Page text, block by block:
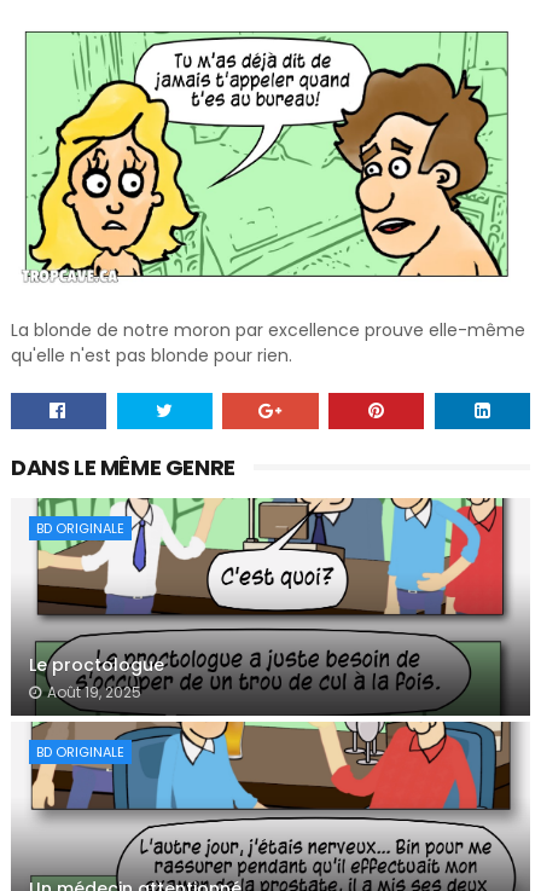
La blonde de notre moron par excellence prouve elle-même
qu'elle n'est pas blonde pour rien.
DANS LE MÊME GENRE
BD ORIGINALE
Le proctologue
Août 19, 2025
BD ORIGINALE